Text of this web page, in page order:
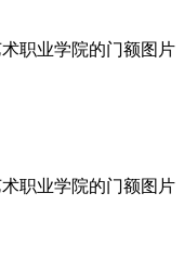
职业学院的门额图片
职业学院的门额图片